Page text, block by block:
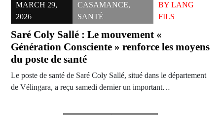
MARCH 29,
2026
CASAMANCE,
SANTÉ
BY LANG
FILS
Saré Coly Sallé : Le mouvement «
Génération Consciente » renforce les moyens
du poste de santé
Le poste de santé de Saré Coly Sallé, situé dans le département
de Vélingara, a reçu samedi dernier un important…